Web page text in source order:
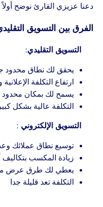
دعنا عزيزي القارئ نوضح أولاً
الفرق بين التسويق
التسويق التقليدي:
يحقق لك نطاق محدود
ارتفاع التكلفة
يسمح لك بمكان محدود
التكلفة عالية بشكل كبير
التسويق الإلكتروني :
توسيع نطاق عملائك
زيادة المكسب
يعطي لك طرق عرض
التكلفة تعد قليلة جدا